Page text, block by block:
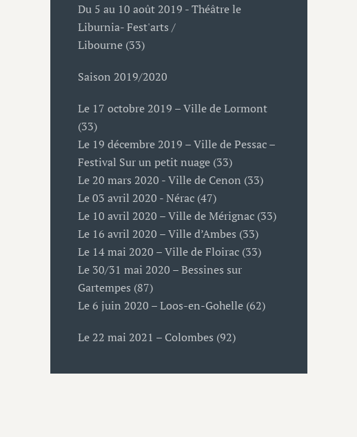
Du 5 au 10 août 2019 - Théâtre le
Liburnia- Fest'arts /
Libourne (33)
Saison 2019/2020
Le 17 octobre 2019 – Ville de Lormont
(33)
Le 19 décembre 2019 – Ville de Pessac –
Festival Sur un petit nuage (33)
Le 20 mars 2020 - Ville de Cenon (33)
Le 03 avril 2020 - Nérac (47)
Le 10 avril 2020 – Ville de Mérignac (33)
Le 16 avril 2020 – Ville d’Ambes (33)
Le 14 mai 2020 – Ville de Floirac (33)
Le 30/31 mai 2020 – Bessines sur
Gartempes (87)
Le 6 juin 2020 – Loos-en-Gohelle (62)
Le 22 mai 2021 – Colombes (92)